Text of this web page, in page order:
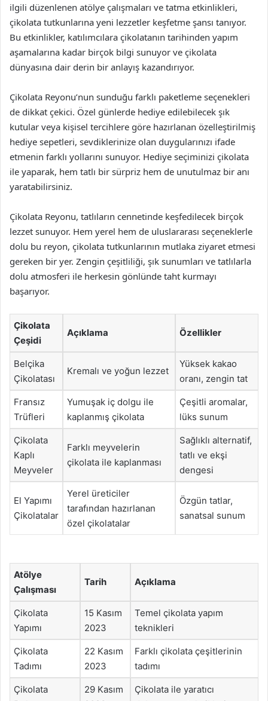
ilgili düzenlenen atölye çalışmaları ve tatma etkinlikleri,
çikolata tutkunlarına yeni lezzetler keşfetme şansı tanıyor.
Bu etkinlikler, katılımcılara çikolatanın tarihinden yapım
aşamalarına kadar birçok bilgi sunuyor ve çikolata
dünyasına dair derin bir anlayış kazandırıyor.
Çikolata Reyonu’nun sunduğu farklı paketleme seçenekleri
de dikkat çekici. Özel günlerde hediye edilebilecek şık
kutular veya kişisel tercihlere göre hazırlanan özelleştirilmiş
hediye sepetleri, sevdiklerinize olan duygularınızı ifade
etmenin farklı yollarını sunuyor. Hediye seçiminizi çikolata
ile yaparak, hem tatlı bir sürpriz hem de unutulmaz bir anı
yaratabilirsiniz.
Çikolata Reyonu, tatlıların cennetinde keşfedilecek birçok
lezzet sunuyor. Hem yerel hem de uluslararası seçeneklerle
dolu bu reyon, çikolata tutkunlarının mutlaka ziyaret etmesi
gereken bir yer. Zengin çeşitliliği, şık sunumları ve tatlılarla
dolu atmosferi ile herkesin gönlünde taht kurmayı
başarıyor.
Çikolata
Çeşidi
Açıklama Özellikler
Belçika
Çikolatası
Kremalı ve yoğun lezzet
Yüksek kakao
oranı, zengin tat
Fransız
Trüfleri
Yumuşak iç dolgu ile
kaplanmış çikolata
Çeşitli aromalar,
lüks sunum
Çikolata
Kaplı
Meyveler
Farklı meyvelerin
çikolata ile kaplanması
Sağlıklı alternatif,
tatlı ve ekşi
dengesi
El Yapımı
Çikolatalar
Yerel üreticiler
tarafından hazırlanan
özel çikolatalar
Özgün tatlar,
sanatsal sunum
Atölye
Çalışması
Tarih Açıklama
Çikolata
Yapımı
15 Kasım
2023
Temel çikolata yapım
teknikleri
Çikolata
Tadımı
22 Kasım
2023
Farklı çikolata çeşitlerinin
tadımı
Çikolata
29 Kasım
Çikolata ile yaratıcı